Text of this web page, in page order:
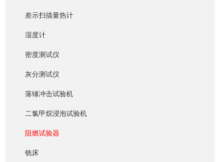
差示扫描量热计
湿度计
密度测试仪
灰分测试仪
落锤冲击试验机
二氯甲烷浸泡试验机
阻燃试验器
铣床